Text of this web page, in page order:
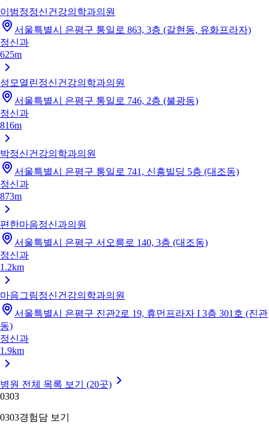
이범정정신건강의학과의원
서울특별시 은평구 통일로 863, 3층 (갈현동, 유화프라자)
정신과
625m
성모열린정신건강의학과의원
서울특별시 은평구 통일로 746, 2층 (불광동)
정신과
816m
박정신건강의학과의원
서울특별시 은평구 통일로 741, 신흥빌딩 5층 (대조동)
정신과
873m
편한마음정신과의원
서울특별시 은평구 서오릉로 140, 3층 (대조동)
정신과
1.2km
마음그림정신건강의학과의원
서울특별시 은평구 진관2로 19, 휴먼프라자 I 3층 301호 (진관
동)
정신과
1.9km
병원 전체 목록 보기 (20곳)
0303
0303경험담 보기